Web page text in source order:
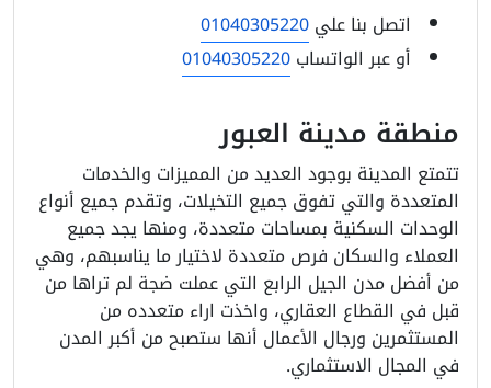
اتصل بنا علي01040305220
أو عبر الواتساب01040305220
منطقة مدينة العبور
تتمتع المدينة بوجود العديد من المميزات والخدمات
المتعددة والتي تفوق جميع التخيلات، وتقدم جميع أنواع
الوحدات السكنية بمساحات متعددة، ومنها يجد جميع
العملاء والسكان فرص متعددة لاختيار ما يناسبهم، وهي
من أفضل مدن الجيل الرابع التي عملت ضجة لم تراها من
قبل في القطاع العقاري، واخذت اراء متعدده من
المستثمرين ورجال الأعمال أنها ستصبح من أكبر المدن
في المجال الاستثماري.